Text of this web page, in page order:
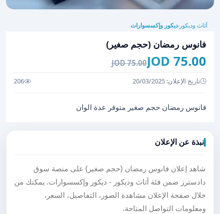
أثاث وديكور ›ديكور وإكسسوارات
فانوس رمضان (حجم صغير)
75.00 JOD
75.00 JOD
تاريخ الإعلان: 20/03/2025 206
فانوس رمضان حجم صغير متوفر عدة الوان
نبذة عن الإعلان
شاهد إعلان فانوس رمضان (حجم صغير) على منصة سوق
دادسترز ضمن فئة أثاث وديكور - ديكور وإكسسوارات. يمكنك من
خلال صفحة الإعلان مشاهدة الصور، التفاصيل، السعر،
ومعلومات التواصل المتاحة.